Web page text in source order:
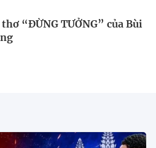
“ĐỪNG TƯỞNG” của Bùi